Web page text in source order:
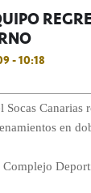
- 10:18
Canarias
en
Complejo